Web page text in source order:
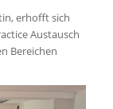
erhofft sich
Austausch
Bereichen